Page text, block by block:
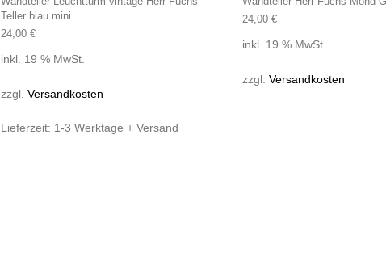
Teller blau mini
24,00 €
inkl. 19 % MwSt.
zzgl. Versandkosten
Lieferzeit: 1-3 Werktage + Versand
24,00 €
inkl. 19 % MwSt.
zzgl. Versandkosten